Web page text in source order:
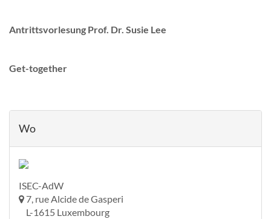
Antrittsvorlesung Prof. Dr. Susie Lee
Get-together
Wo
ISEC-AdW
7, rue Alcide de Gasperi
L-1615 Luxembourg